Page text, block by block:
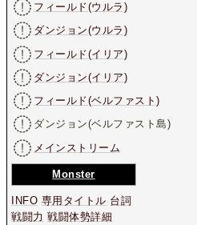
フィールド(ウルラ)
ダンジョン(ウルラ)
フィールド(イリア)
ダンジョン(イリア)
フィールド(ベルファスト)
ダンジョン(ベルファスト島)
メインストリーム
Monster
INFO 専用タイトル 台詞
戦闘力 戦闘体勢詳細